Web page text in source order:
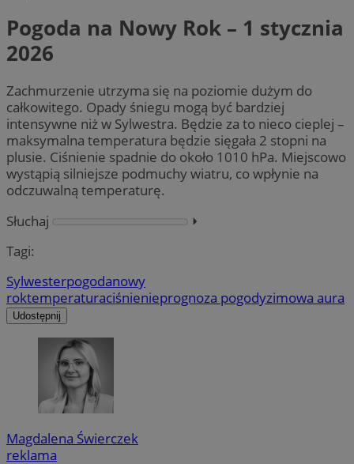
Pogoda na Nowy Rok – 1 stycznia
2026
Zachmurzenie utrzyma się na poziomie dużym do
całkowitego. Opady śniegu mogą być bardziej
intensywne niż w Sylwestra. Będzie za to nieco cieplej –
maksymalna temperatura będzie sięgała 2 stopni na
plusie. Ciśnienie spadnie do około 1010 hPa. Miejscowo
wystąpią silniejsze podmuchy wiatru, co wpłynie na
odczuwalną temperaturę.
Słuchaj
⏵︎
Tagi:
Sylwesterpogodanowy
roktemperaturaciśnienieprognoza pogodyzimowa aura
Udostępnij
Magdalena Świerczek
reklama